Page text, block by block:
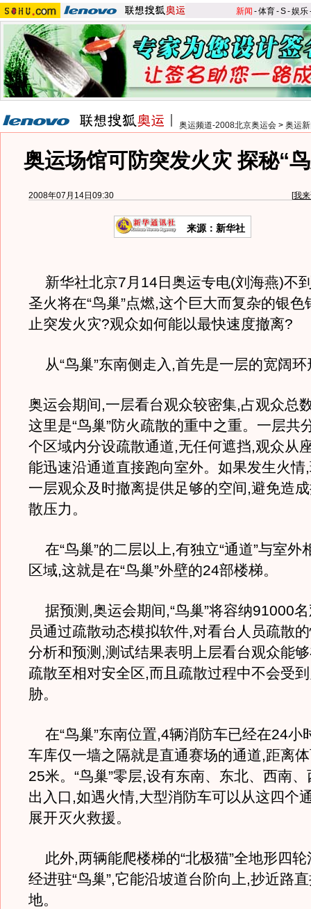
新闻 -体育-S-娱乐
奥运频道-2008北京奥运会 > 奥运
奥运场馆可防突发火灾 探秘“
2008年07月14日09:30 [我
来源：新华社
新华社北京7月14日奥运专电(刘海燕)不
圣火将在“鸟巢”点燃,这个巨大而复杂的银
止突发火灾?观众如何能以最快速度撤离?
从“鸟巢”东南侧走入,首先是一层的宽阔环
奥运会期间,一层看台观众较密集,占观众总
这里是“鸟巢”防火疏散的重中之重。一层共
个区域内分设疏散通道,无任何遮挡,观众从
能迅速沿通道直接跑向室外。如果发生火情
一层观众及时撤离提供足够的空间,避免造
散压力。
在“鸟巢”的二层以上,有独立“通道”与室外
区域,这就是在“鸟巢”外壁的24部楼梯。
据预测,奥运会期间,“鸟巢”将容纳91000
员通过疏散动态模拟软件,对看台人员疏散
分析和预测,测试结果表明上层看台观众能
疏散至相对安全区,而且疏散过程中不会受
胁。
在“鸟巢”东南位置,4辆消防车已经在24小
车库仅一墙之隔就是直通赛场的通道,距离
25米。“鸟巢”零层,设有东南、东北、西南
出入口,如遇火情,大型消防车可以从这四个
展开灭火救援。
此外,两辆能爬楼梯的“北极猫”全地形四
经进驻“鸟巢”,它能沿坡道台阶向上,抄近路
地。